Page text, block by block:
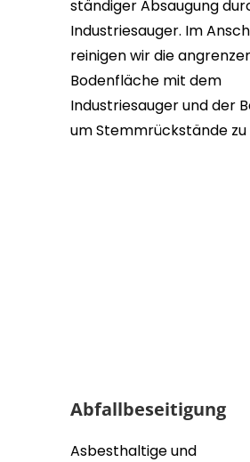
ständiger Absaugung
Industriesauger. Im
reinigen wir die
Bodenfläche mit dem
Industriesauger und der
um Stemmrückstände
Abfallbeseitigung
Asbesthaltige und